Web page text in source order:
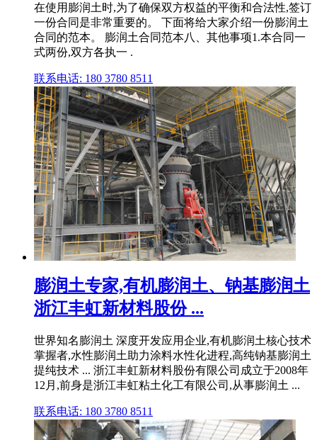
在使用膨润土时,为了确保双方权益的平衡和合法性,签订
一份合同是非常重要的。 下面将给大家介绍一份膨润土
合同的范本。 膨润土合同范本八、其他事项1.本合同一
式两份,双方各执一 .
联系电话: 180 3780 8511
膨润土专家,有机膨润土、钠基膨润土
浙江丰虹新材料股份 ...
世界知名膨润土 深度开发应用企业,有机膨润土核心技术
掌握者,水性膨润土助力涂料水性化进程,高纯钠基膨润土
提纯技术 ... 浙江丰虹新材料股份有限公司成立于2008年
12月,前身是浙江丰虹粘土化工有限公司,从事膨润土 ...
联系电话: 180 3780 8511